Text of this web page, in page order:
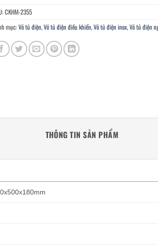
CKHM-2355
mục:Vỏ tủ điện,Vỏ tủ điện điều khiển,Vỏ tủ điện inox,Vỏ tủ điện
THÔNG TIN SẢN PHẨM